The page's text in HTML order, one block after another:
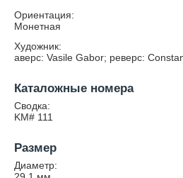
Ориентация:
Монетная
Художник:
аверс: Vasile Gabor; реверс:
Каталожные номера
Сводка:
KM# 111
Размер
Диаметр: